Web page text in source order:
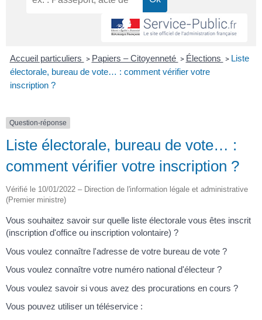
Accueil particuliers > Papiers – Citoyenneté > Élections > Liste
électorale, bureau de vote… : comment vérifier votre
inscription ?
Question-réponse
Liste électorale, bureau de vote… :
comment vérifier votre inscription ?
Vérifié le 10/01/2022 – Direction de l'information légale et administrative
(Premier ministre)
Vous souhaitez savoir sur quelle liste électorale vous êtes inscrit
(inscription d'office ou inscription volontaire) ?
Vous voulez connaître l'adresse de votre bureau de vote ?
Vous voulez connaître votre numéro national d'électeur ?
Vous voulez savoir si vous avez des procurations en cours ?
Vous pouvez utiliser un téléservice :